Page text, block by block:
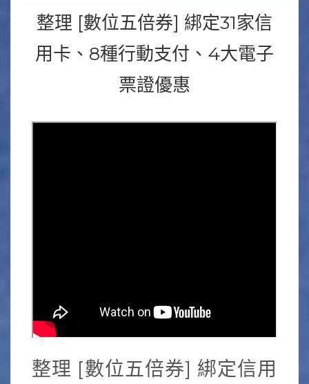
整理 [數位五倍券] 綁定31家信
用卡、8種行動支付、4大電子
票證優惠
整理 [數位五倍券] 綁定信用